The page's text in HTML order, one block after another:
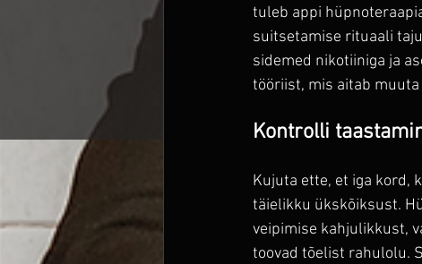
tuleb appi
suitsetamise rituaali
sidemed nikotiiniga ja
tööriist, mis aitab
Kontrolli
Kujuta ette, et iga kord,
täielikku ükskõiksust.
veipimise kahjulikkust,
toovad tõelist rahulolu.